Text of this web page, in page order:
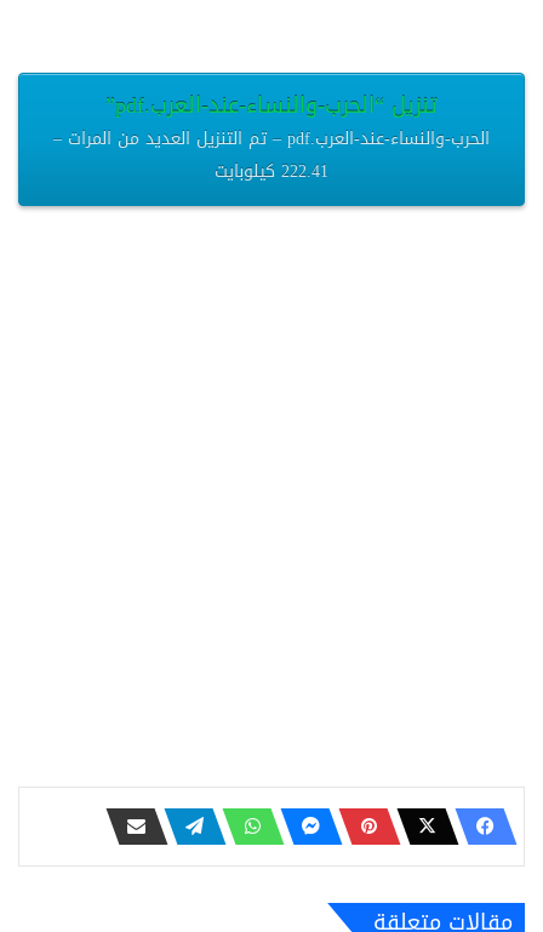
تنزيل “الحرب-والنساء-عند-العرب.pdf”
الحرب-والنساء-عند-العرب.pdf – تم التنزيل العديد من المرات –
222.41 كيلوبايت
مقالات متعلقة